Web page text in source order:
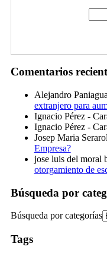
Comentarios
Alejandro Paniagua
extranjero para
Ignacio Pérez -
Ignacio Pérez -
Josep Maria
Empresa?
jose luis del moral
otorgamiento de
Búsqueda por
Búsqueda por categorías
Tags